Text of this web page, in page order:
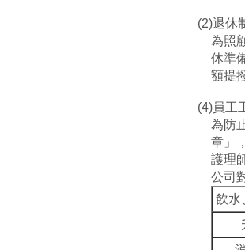
(2)退休
為照
休準
額提
(4)員工
為防
章」
護理
公司
飲水